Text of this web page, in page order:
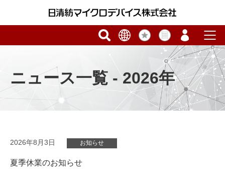
ニュース一覧 - 2026年
2026年8月3日 お知らせ
夏季休業のお知らせ